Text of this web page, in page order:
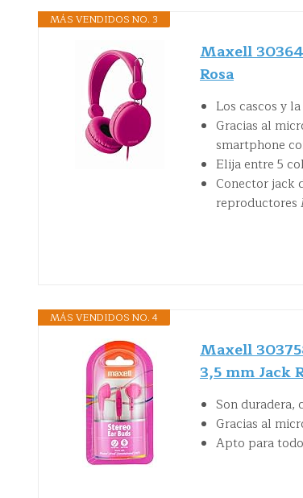
MÁS VENDIDOS NO. 3
Maxell
Rosa
Los cascos y
Gracias al
smartphone
Elija entre 5
Conector jack
reproductores
MÁS VENDIDOS NO. 4
Maxell
3,5 mm Jack
Son duradera,
Gracias al
Apto para